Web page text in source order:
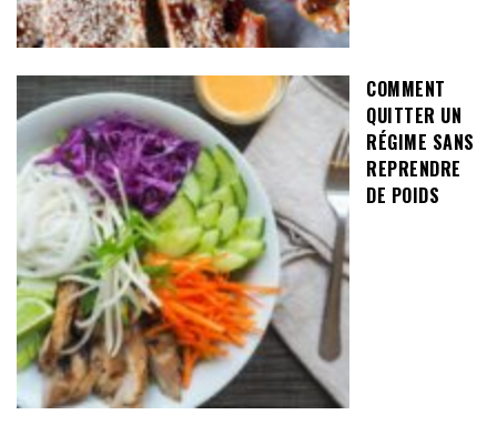
COMMENT
QUITTER UN
RÉGIME SANS
REPRENDRE
DE POIDS